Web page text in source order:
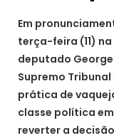
Em
terça-feira (11)
deputado
Supremo
prática de
classe política
reverter a decisão